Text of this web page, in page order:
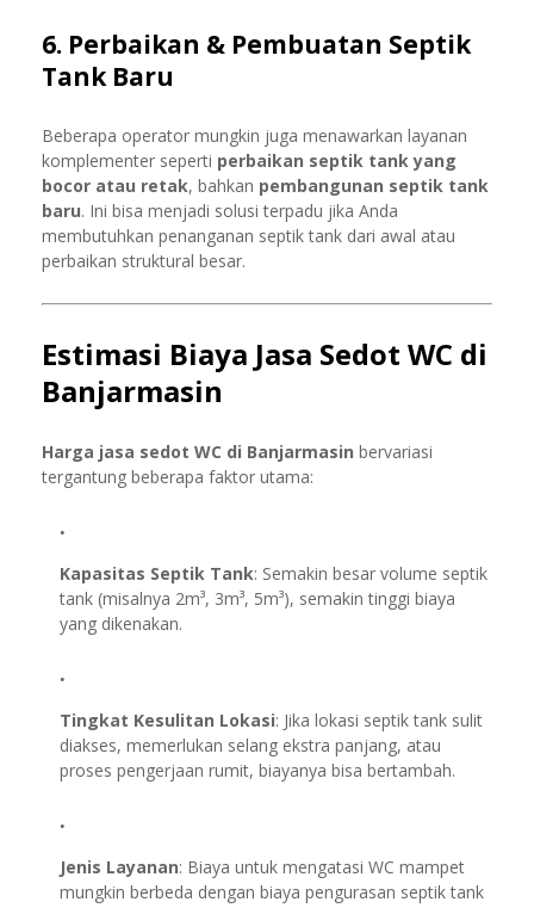
6. Perbaikan & Pembuatan Septik
Tank Baru
Beberapa operator mungkin juga menawarkan layanan
komplementer seperti perbaikan septik tank yang
bocor atau retak, bahkan pembangunan septik tank
baru. Ini bisa menjadi solusi terpadu jika Anda
membutuhkan penanganan septik tank dari awal atau
perbaikan struktural besar.
Estimasi Biaya Jasa Sedot WC di
Banjarmasin
Harga jasa sedot WC di Banjarmasin bervariasi
tergantung beberapa faktor utama:
Kapasitas Septik Tank: Semakin besar volume septik
tank (misalnya 2m³, 3m³, 5m³), semakin tinggi biaya
yang dikenakan.
Tingkat Kesulitan Lokasi: Jika lokasi septik tank sulit
diakses, memerlukan selang ekstra panjang, atau
proses pengerjaan rumit, biayanya bisa bertambah.
Jenis Layanan: Biaya untuk mengatasi WC mampet
mungkin berbeda dengan biaya pengurasan septik tank